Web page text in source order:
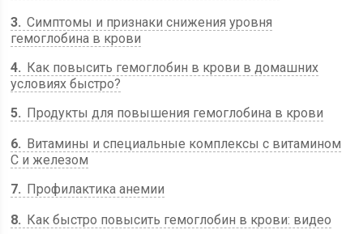
3 Симптомы и признаки снижения уровня
гемоглобина в крови
4
Как повысить гемоглобин в крови в домашних
условиях быстро?
5
Продукты для повышения гемоглобина в крови
6
Витамины и специальные комплексы с витамином
С и железом
7
Профилактика анемии
8
Как быстро повысить гемоглобин в крови: видео